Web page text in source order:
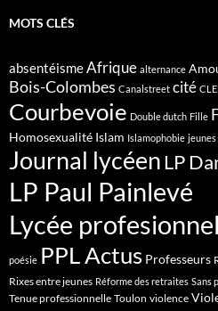
MOTS CLÉS
absentéismeAfrique alternance
Bois-Colombes Canalstreet cité
Courbevoie Double dutch Fille
Homosexualité Islam Islamophobie jeunes
Journal lycéenLP
LP Paul Painlevé
Lycée profesionnel
poésie PPL Actus Professeurs
Rixes entre jeunes Réforme des retraites Sans
Tenue professionnelle Toulon violence